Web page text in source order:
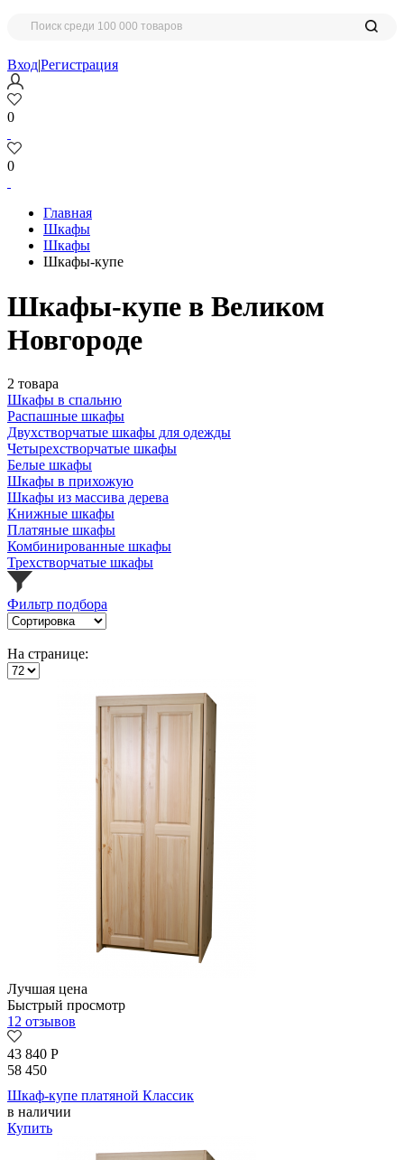
Вход|Регистрация
0
0
Главная
Шкафы
Шкафы
Шкафы-купе
Шкафы-купе в Великом
Новгороде
2 товара
Шкафы в спальню
Распашные шкафы
Двухстворчатые шкафы для одежды
Четырехстворчатые шкафы
Белые шкафы
Шкафы в прихожую
Шкафы из массива дерева
Книжные шкафы
Платяные шкафы
Комбинированные шкафы
Трехстворчатые шкафы
Фильтр подбора
На странице:
Лучшая цена
Быстрый просмотр
12 отзывов
43 840 Р
58 450
Шкаф-купе платяной Классик
в наличии
Купить